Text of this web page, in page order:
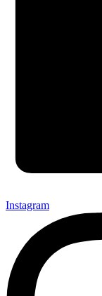
Instagram